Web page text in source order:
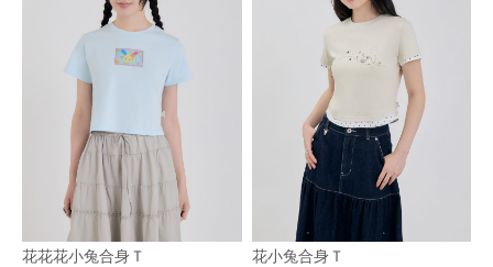
花花花小兔合身Ｔ
花小兔合身Ｔ